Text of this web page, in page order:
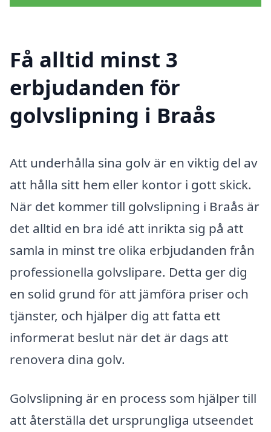
Få alltid minst 3
erbjudanden för
golvslipning i Braås
Att underhålla sina golv är en viktig del av
att hålla sitt hem eller kontor i gott skick.
När det kommer till golvslipning i Braås är
det alltid en bra idé att inrikta sig på att
samla in minst tre olika erbjudanden från
professionella golvslipare. Detta ger dig
en solid grund för att jämföra priser och
tjänster, och hjälper dig att fatta ett
informerat beslut när det är dags att
renovera dina golv.
Golvslipning är en process som hjälper till
att återställa det ursprungliga utseendet